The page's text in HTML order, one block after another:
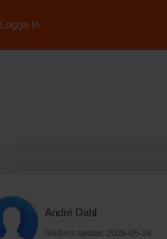
Logga In
André Dahl
Medlem sedan: 2026-05-26